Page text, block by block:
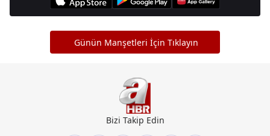
Günün Manşetleri İçin Tıklayın
Bizi Takip Edin